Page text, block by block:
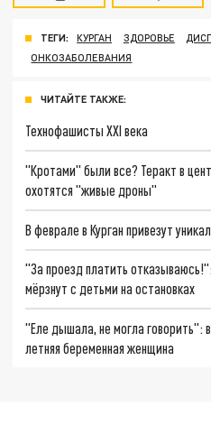
ТЕГИ: КУРГАН ЗДОРОВЬЕ
ОНКОЗАБОЛЕВАНИЯ
ЧИТАЙТЕ ТАКЖЕ:
Технофашисты XXI века
"Кротами" были все? Теракт в
охотятся "живые дроны"
В феврале в Курган привезут
"За проезд платить
мёрзнут с детьми на остановках
"Еле дышала, не могла говорить":
летняя беременная женщина